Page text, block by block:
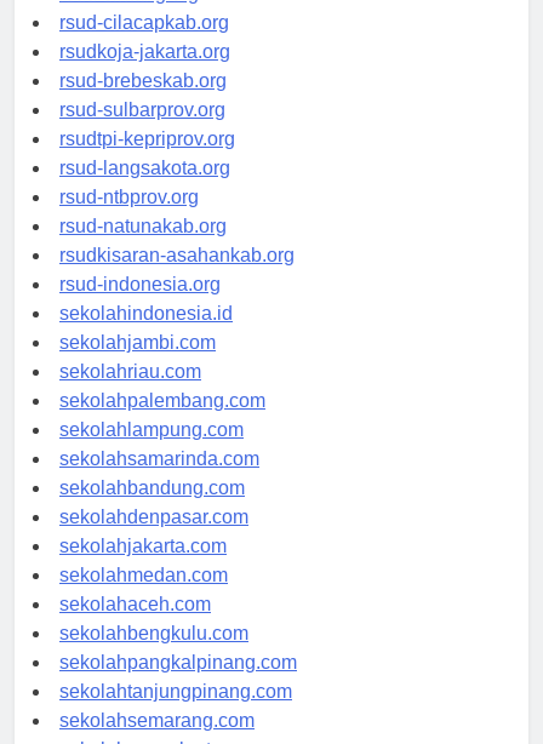
rsud-sintang.org
rsud-cilacapkab.org
rsudkoja-jakarta.org
rsud-brebeskab.org
rsud-sulbarprov.org
rsudtpi-kepriprov.org
rsud-langsakota.org
rsud-ntbprov.org
rsud-natunakab.org
rsudkisaran-asahankab.org
rsud-indonesia.org
sekolahindonesia.id
sekolahjambi.com
sekolahriau.com
sekolahpalembang.com
sekolahlampung.com
sekolahsamarinda.com
sekolahbandung.com
sekolahdenpasar.com
sekolahjakarta.com
sekolahmedan.com
sekolahaceh.com
sekolahbengkulu.com
sekolahpangkalpinang.com
sekolahtanjungpinang.com